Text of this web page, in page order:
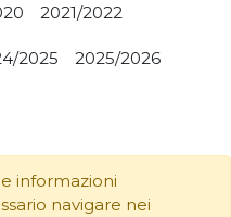
2021/2022
2025 2025/2026
informazioni
navigare nei